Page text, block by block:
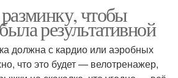
чтобы
результативной
должна с кардио или аэробных
что это будет — велотренажер,